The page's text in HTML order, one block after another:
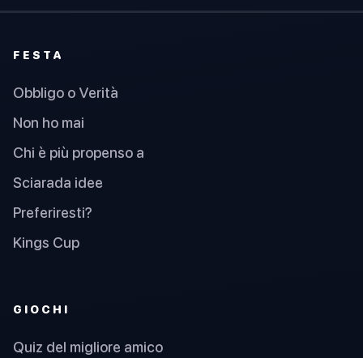
FESTA
Obbligo o Verità
Non ho mai
Chi è più propenso a
Sciarada idee
Preferiresti?
Kings Cup
GIOCHI
Quiz del migliore amico